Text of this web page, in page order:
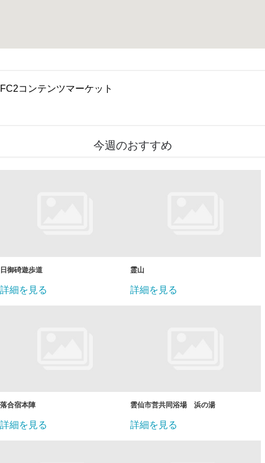
FC2コンテンツマーケット
今週のおすすめ
日御碕遊歩道
詳細を見る
霊山
詳細を見る
落合宿本陣
詳細を見る
雲仙市営共同浴場 浜の湯
詳細を見る